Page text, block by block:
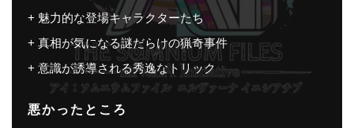
魅力的な登場キャラクターたち
真相が気になる謎だらけの猟奇事件
意識が誘導される秀逸なトリック
悪かったところ